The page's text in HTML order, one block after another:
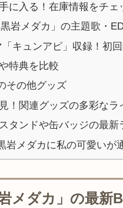
に入る！在庫情報をチェ
岩メダカ」の主題歌・
「キュンアピ」収録！初
特典を比較
その他グッズ
！関連グッズの多彩なラ
タンドや缶バッジの最新
岩メダカに私の可愛いが
メダカ」の最新